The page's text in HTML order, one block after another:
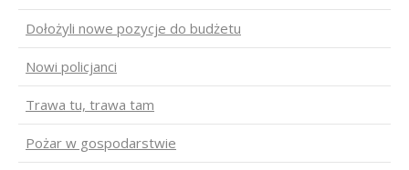
Dołożyli nowe pozycje do budżetu
Nowi policjanci
Trawa tu, trawa tam
Pożar w gospodarstwie